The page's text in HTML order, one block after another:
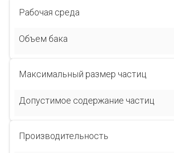
Рабочая среда
Объем бака
Максимальный размер частиц
Допустимое содержание частиц
Производительность